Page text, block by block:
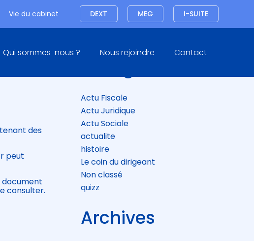
Vie du cabinet Connexion I-SUITE
MEG
DEXT
Qui sommes-nous ? Nous rejoindre Contact
des
peut
document
consulter.
Blog
Actu Fiscale
Actu Juridique
Actu Sociale
actualite
histoire
Le coin du dirigeant
Non classé
quizz
Archives